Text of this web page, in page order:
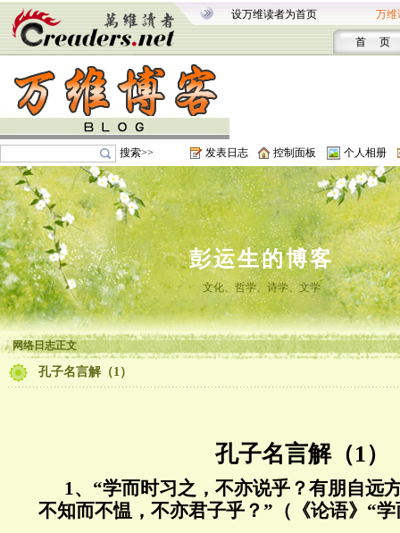
设万维读者为首页 万维
首 页
搜索>> 发表日志 控制面板 个人相册
彭运生的博客
文化、哲学、诗学、文学
网络日志正文
孔子名言解（1）
孔子名言解（1）
1、“学而时习之，不亦说乎？有朋自远
不知而不愠，不亦君子乎？”（《论语》“